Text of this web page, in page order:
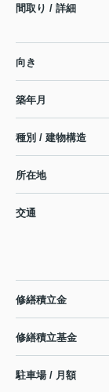
間取り / 詳細
向き
築年月
種別 / 建物構造
所在地
交通
修繕積立金
修繕積立基金
駐車場 / 月額